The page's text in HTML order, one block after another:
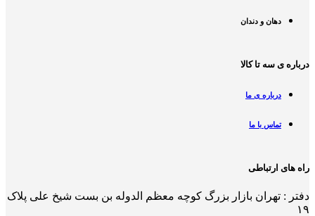
دهان و دندان
درباره ی سه تا کالا
درباره ی ما
تماس با ما
راه های ارتباطی
دفتر : تهران بازار بزرگ کوچه معظم الدوله بن بست شیخ علی پلاک
۱۹